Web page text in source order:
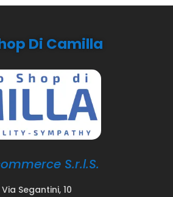
Di Camilla
S.r.l.S.
Via Segantini, 10